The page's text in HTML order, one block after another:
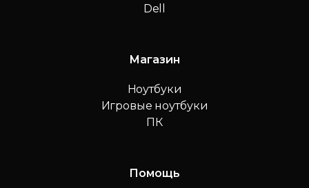
Dell
Магазин
Ноутбуки
Игровые ноутбуки
ПК
Помощь